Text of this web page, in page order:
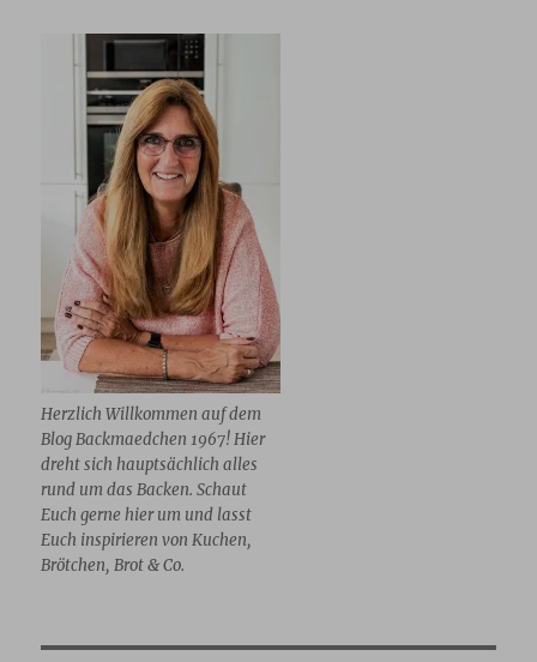
Herzlich Willkommen auf dem
Blog Backmaedchen 1967! Hier
dreht sich hauptsächlich alles
rund um das Backen. Schaut
Euch gerne hier um und lasst
Euch inspirieren von Kuchen,
Brötchen, Brot & Co.